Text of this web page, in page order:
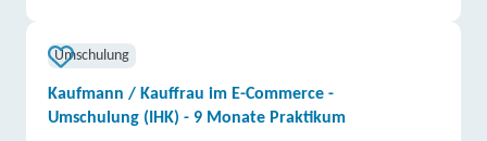
Umschulung
Kaufmann / Kauffrau im E-Commerce -
Umschulung (IHK) - 9 Monate Praktikum